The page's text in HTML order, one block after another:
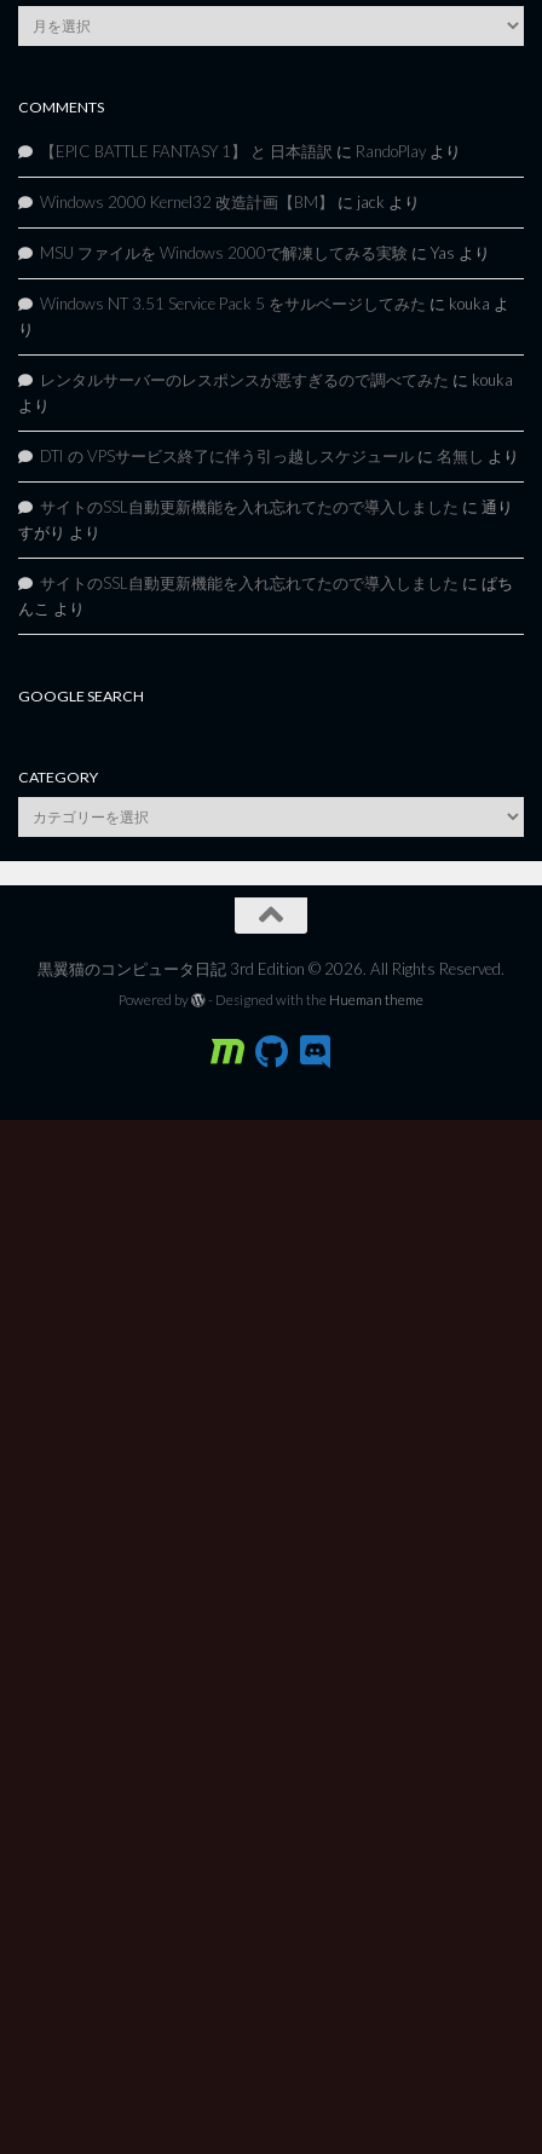
Article
Archives
COMMENTS
【EPIC BATTLE FANTASY 1】 と 日本語訳 に RandoPlay より
Windows 2000 Kernel32 改造計画【BM】 に jack より
MSU ファイルを Windows 2000で解凍してみる実験 に Yas より
Windows NT 3.51 Service Pack 5 をサルベージしてみた に kouka よ
り
レンタルサーバーのレスポンスが悪すぎるので調べてみた に kouka
より
DTI の VPSサービス終了に伴う引っ越しスケジュール に 名無し より
サイトのSSL自動更新機能を入れ忘れてたので導入しました に 通り
すがり より
サイトのSSL自動更新機能を入れ忘れてたので導入しました に ぱち
んこ より
GOOGLE SEARCH
CATEGORY
category
黒翼猫のコンピュータ日記 3rd Edition © 2026. All Rights Reserved.
Powered by - Designed with the Hueman theme